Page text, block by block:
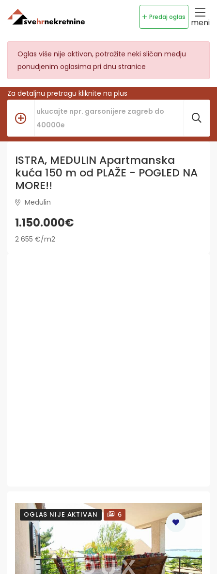
Predaj oglas
meni
Oglas više nije aktivan, potražite neki sličan medju
ponudjenim oglasima pri dnu stranice
Za detaljnu pretragu kliknite na plus
ISTRA, MEDULIN Apartmanska
kuća 150 m od PLAŽE - POGLED NA
MORE!!
Medulin
1.150.000€
2 655 €/m2
OGLAS NIJE AKTIVAN 6